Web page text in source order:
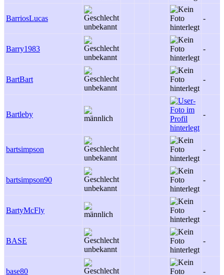
BarriosLucas -
Barry1983 -
BartBart -
Bartleby -
bartsimpson -
bartsimpson90 -
BartyMcFly -
BASE -
base80 -